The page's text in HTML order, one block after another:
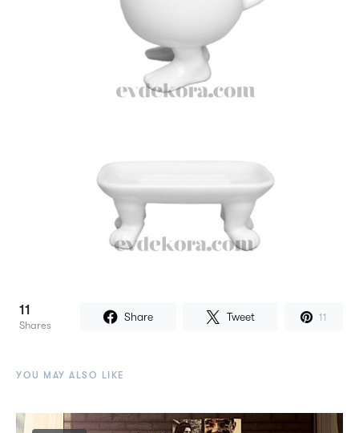
11
Shares
Share Tweet 11
YOU MAY ALSO LIKE